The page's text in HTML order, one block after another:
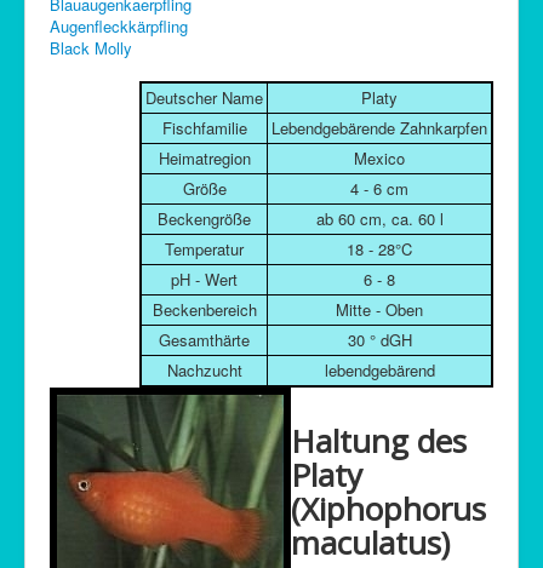
Augenfleckkärpfling
Black Molly
Deutscher Name
Platy
Fischfamilie
Lebendgebärende Zahnkarpfen
Heimatregion
Mexico
Größe
4 - 6 cm
Beckengröße
ab 60 cm, ca. 60 l
Temperatur
18 - 28°C
pH - Wert
6 - 8
Beckenbereich
Mitte - Oben
Gesamthärte
30 ° dGH
Nachzucht
lebendgebärend
Haltung des
Platy
(Xiphophorus
maculatus)